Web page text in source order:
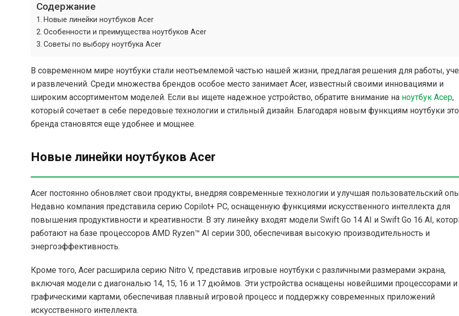
Содержание
Новые линейки ноутбуков Acer
Особенности и преимущества ноутбуков Acer
Советы по выбору ноутбука Acer
В современном мире ноутбуки стали неотъемлемой частью нашей жизни, предлагая решения для работы,
и развлечений. Среди множества брендов особое место занимает Acer, известный своими инновациями и
широким ассортиментом моделей. Если вы ищете надежное устройство, обратите внимание на ноутбук Асер,
который сочетает в себе передовые технологии и стильный дизайн. Благодаря новым функциям ноутбуки
бренда становятся еще удобнее и мощнее.
Новые линейки ноутбуков Acer
Acer постоянно обновляет свои продукты, внедряя современные технологии и улучшая пользовательский
Недавно компания представила серию Copilot+ PC, оснащенную функциями искусственного интеллекта для
повышения продуктивности и креативности. В эту линейку входят модели Swift Go 14 AI и Swift Go 16 AI,
работают на базе процессоров AMD Ryzen™ AI серии 300, обеспечивая высокую производительность и
энергоэффективность.
Кроме того, Acer расширила серию Nitro V, представив игровые ноутбуки с различными размерами экрана,
включая модели с диагональю 14, 15, 16 и 17 дюймов. Эти устройства оснащены новейшими процессорами и
графическими картами, обеспечивая плавный игровой процесс и поддержку современных приложений
искусственного интеллекта.